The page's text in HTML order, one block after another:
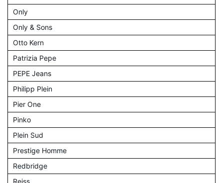
Only
Only & Sons
Otto Kern
Patrizia Pepe
PEPE Jeans
Philipp Plein
Pier One
Pinko
Plein Sud
Prestige Homme
Redbridge
Reiss